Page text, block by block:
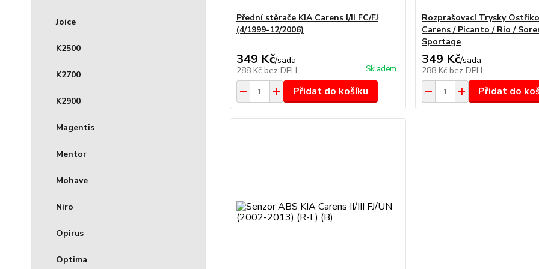
Joice
K2500
K2700
K2900
Magentis
Mentor
Mohave
Niro
Opirus
Optima
Přední stěrače KIA Carens I/II FC/FJ
(4/1999-12/2006)
349 Kč/sada
288 Kč bez DPH Skladem
Přidat do košíku
Rozprašovací Trysky
Carens / Picanto / Rio /
Sportage
349 Kč/sada
288 Kč bez DPH
Přidat do